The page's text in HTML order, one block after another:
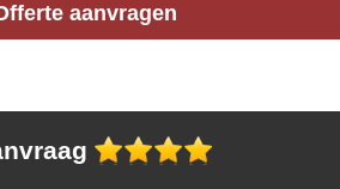
aanvragen